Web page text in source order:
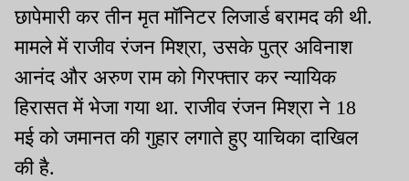
छापेमारी कर तीन मृत मॉनिटर लिजार्ड बरामद की थी.
मामले में राजीव रंजन मिश्रा, उसके पुत्र अविनाश
आनंद और अरुण राम को गिरफ्तार कर न्यायिक
हिरासत में भेजा गया था. राजीव रंजन मिश्रा ने 18
मई को जमानत की गुहार लगाते हुए याचिका दाखिल
की है.